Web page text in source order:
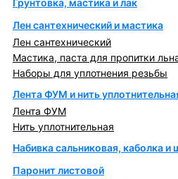
Грунтовка, мастика и лак
Лен сантехнический и мастика
Лен сантехнический
Мастика, паста для пропитки
Наборы для уплотнения резьбы
Лента ФУМ и нить
Лента ФУМ
Нить уплотнительная
Набивка сальниковая, каболка
Паронит листовой